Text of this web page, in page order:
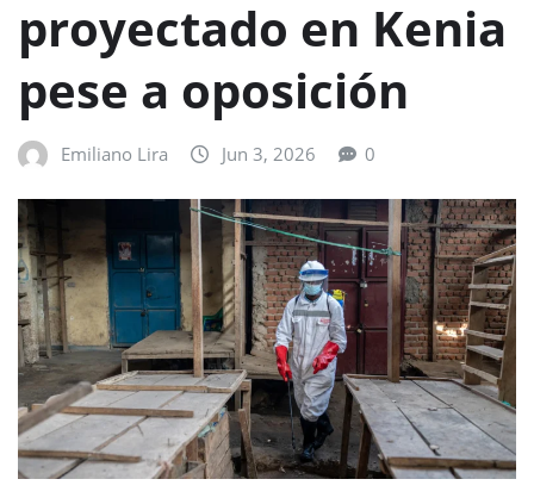
proyectado en Kenia
pese a oposición
Emiliano Lira Jun 3, 2026 0